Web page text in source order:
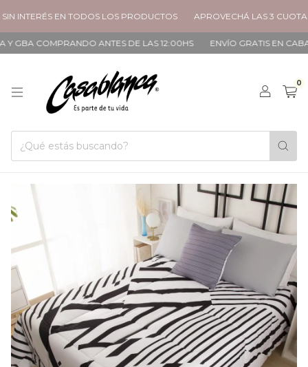
INTERÉS EN TODOS LOS PRODUCTOS APROVECHÁ LAS 3 CUOTAS
GBA COMPRANDO ANTES DE LAS 12:00HS ENVÍO GRATIS EN
0